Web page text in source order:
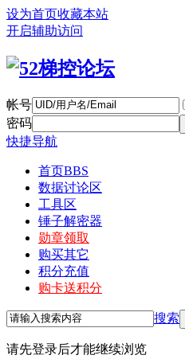
设为首页收藏本站
开启辅助访问
帐号
密码
快捷导航
首页BBS
数据讨论区
工具区
锤子解密器
勋章领取
购买其它
积分充值
购卡送积分
搜索
请先登录后才能继续浏览